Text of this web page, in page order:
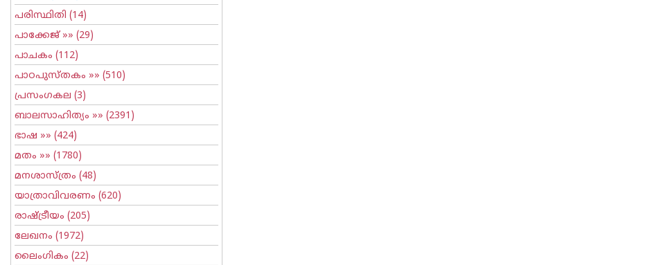
പരിസ്ഥിതി (14)
പാക്കേജ് »» (29)
പാചകം (112)
പാഠപുസ്തകം »» (510)
പ്രസംഗകല (3)
ബാലസാഹിത്യം »» (2391)
ഭാഷ »» (424)
മതം »» (1780)
മനശാസ്ത്രം (48)
യാത്രാവിവരണം (620)
രാഷ്ട്രീയം (205)
ലേഖനം (1972)
ലൈംഗികം (22)